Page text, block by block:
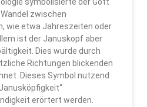
zwischen
wie etwa Jahreszeiten oder
ist der Januskopf aber
Dies wurde durch
Richtungen blickenden
Dieses Symbol nutzend
erörtert werden.